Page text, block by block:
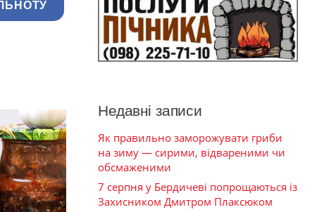
Недавні записи
Як правильно заморожувати гриби
на зиму — сирими, відвареними чи
обсмаженими
7 серпня у Бердичеві попрощаються із
Захисником Дмитром Плаксюком